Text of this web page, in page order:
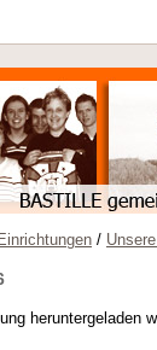
/
heruntergeladen